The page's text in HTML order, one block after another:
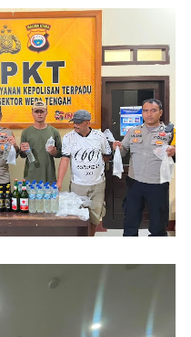
Tengah Sita Puluhan
Lelilef Waibulen